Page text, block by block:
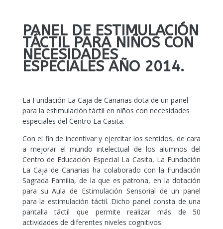
PANEL DE ESTIMULACIÓN
TÁCTIL PARA NIÑOS CON
NECESIDADES
ESPECIALES AÑO 2014.
La Fundación La Caja de Canarias dota de un panel
para la estimulación táctil en niños con necesidades
especiales del Centro La Casita.
Con el fin de incentivar y ejercitar los sentidos, de cara
a mejorar el mundo intelectual de los alumnos del
Centro de Educación Especial La Casita, La Fundación
La Caja de Canarias ha colaborado con la Fundación
Sagrada Familia, de la que es patrona, en la dotación
para su Aula de Estimulación Sensorial de un panel
para la estimulación táctil. Dicho panel consta de una
pantalla táctil que permite realizar más de 50
actividades de diferentes niveles cognitivos.